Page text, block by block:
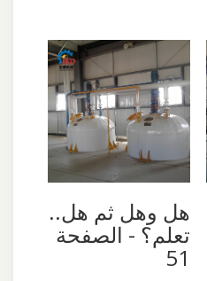
هل وهل ثم هل..
تعلم؟ - الصفحة
51